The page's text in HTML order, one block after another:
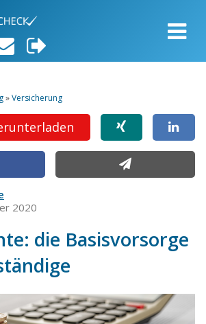
»Versicherung
2020
die Basisvorsorge